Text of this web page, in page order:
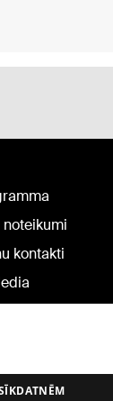
kontakti